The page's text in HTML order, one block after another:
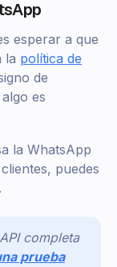
esperar a que
la política de
de
es
la WhatsApp
puedes
completa
prueba